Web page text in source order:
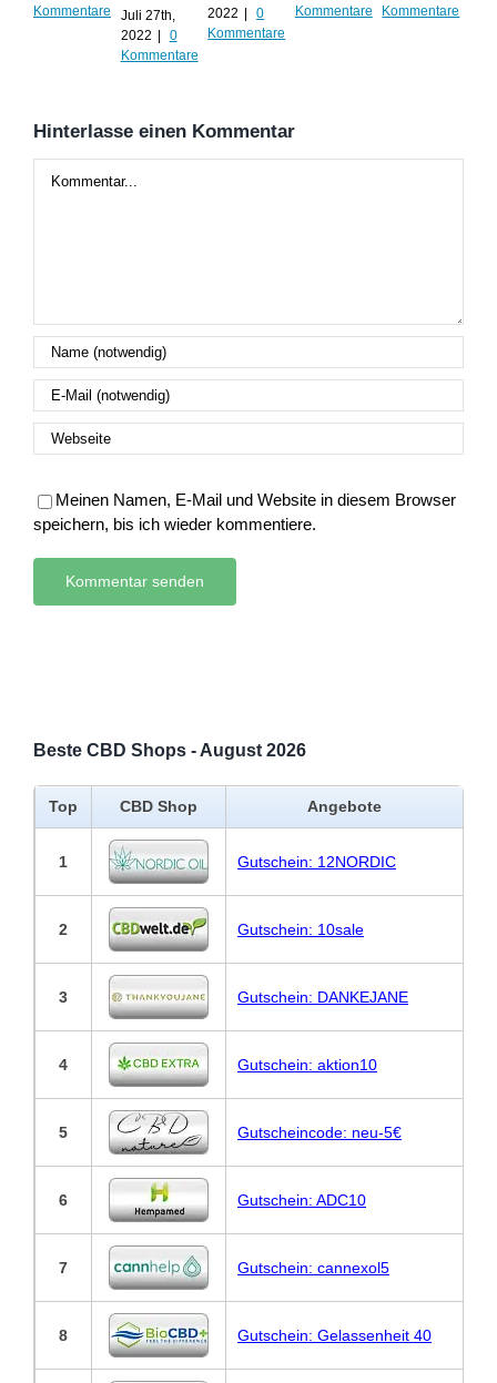
Kommentare
Juli 27th,
2022
0
Kommentare
2022
0
Kommentare
Kommentare Kommentare
Hinterlasse einen Kommentar
Meinen Namen, E-Mail und Website in diesem Browser
speichern, bis ich wieder kommentiere.
Beste CBD Shops - August 2026
Top CBD Shop Angebote
1 Gutschein: 12NORDIC
2 Gutschein: 10sale
3 Gutschein: DANKEJANE
4 Gutschein: aktion10
5 Gutscheincode: neu-5€
6 Gutschein: ADC10
7 Gutschein: cannexol5
8 Gutschein: Gelassenheit 40